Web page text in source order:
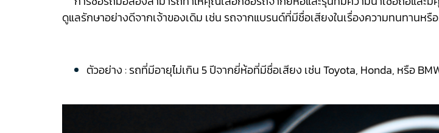
ดูแลรักษาอย่างดีจากเจ้าของเดิม เช่น รถจากแบรนด์ที่มีชื่อเสียงในเรื่องความทนทานห
ตัวอย่าง : รถที่มีอายุไม่เกิน 5 ปีจากยี่ห้อที่มีชื่อเสียง เช่น Toyota, Honda, หรือ